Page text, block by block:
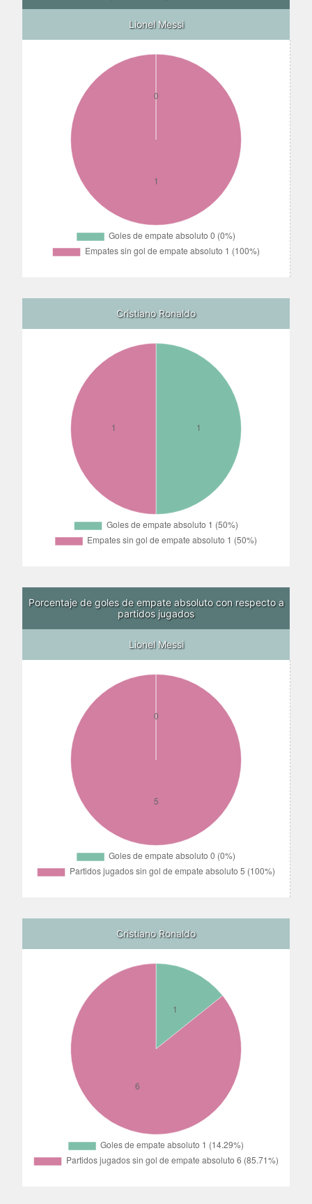
Lionel Messi
Cristiano Ronaldo
Porcentaje de goles de empate absoluto con respecto a
partidos jugados
Lionel Messi
Cristiano Ronaldo